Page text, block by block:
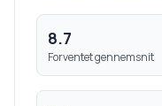
8.7
Forventet gennemsnit